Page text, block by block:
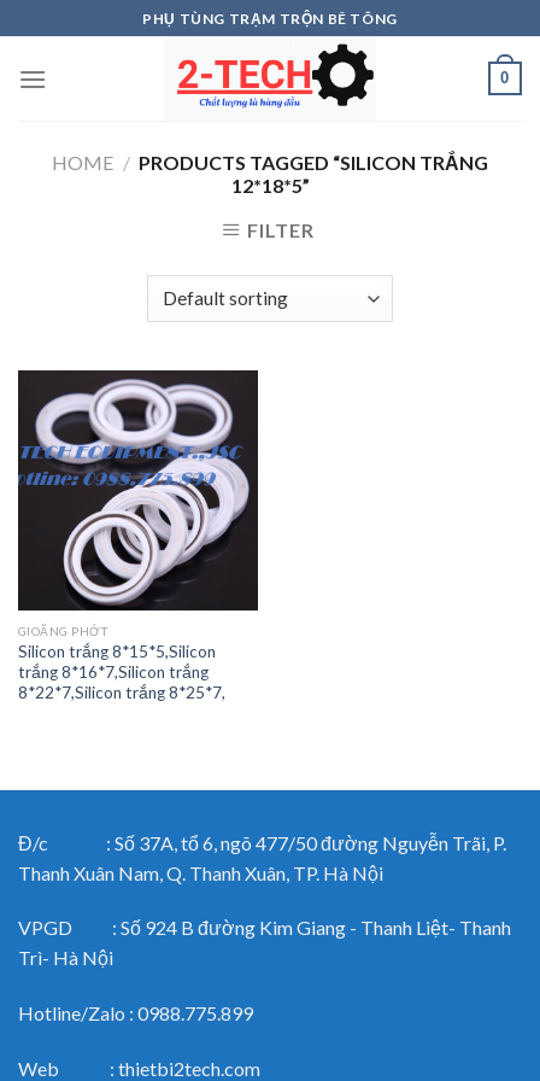
to
content
PHỤ TÙNG TRẠM TRỘN BÊ TÔNG
0
HOME / PRODUCTS TAGGED “SILICON TRẮNG
12*18*5”
FILTER
GIOĂNG PHỚT
Silicon trắng 8*15*5,Silicon
trắng 8*16*7,Silicon trắng
8*22*7,Silicon trắng 8*25*7,
Đ/c : Số 37A, tổ 6, ngõ 477/50 đường Nguyễn Trãi, P.
Thanh Xuân Nam, Q. Thanh Xuân, TP. Hà Nội
VPGD : Số 924 B đường Kim Giang - Thanh Liệt- Thanh
Trì- Hà Nội
Hotline/Zalo : 0988.775.899
Web : thietbi2tech.com